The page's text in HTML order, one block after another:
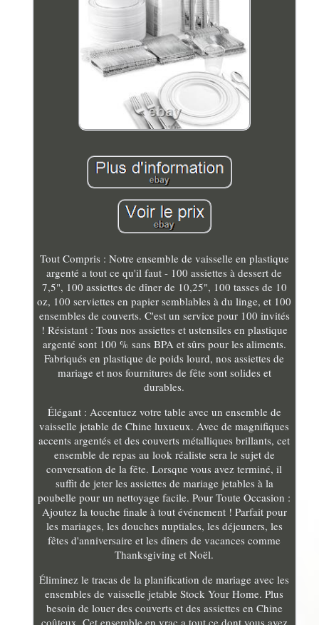
Tout Compris : Notre ensemble de vaisselle en plastique
argenté a tout ce qu'il faut - 100 assiettes à dessert de
7,5", 100 assiettes de dîner de 10,25", 100 tasses de 10
oz, 100 serviettes en papier semblables à du linge, et 100
ensembles de couverts. C'est un service pour 100 invités
! Résistant : Tous nos assiettes et ustensiles en plastique
argenté sont 100 % sans BPA et sûrs pour les aliments.
Fabriqués en plastique de poids lourd, nos assiettes de
mariage et nos fournitures de fête sont solides et
durables.
Élégant : Accentuez votre table avec un ensemble de
vaisselle jetable de Chine luxueux. Avec de magnifiques
accents argentés et des couverts métalliques brillants, cet
ensemble de repas au look réaliste sera le sujet de
conversation de la fête. Lorsque vous avez terminé, il
suffit de jeter les assiettes de mariage jetables à la
poubelle pour un nettoyage facile. Pour Toute Occasion :
Ajoutez la touche finale à tout événement ! Parfait pour
les mariages, les douches nuptiales, les déjeuners, les
fêtes d'anniversaire et les dîners de vacances comme
Thanksgiving et Noël.
Éliminez le tracas de la planification de mariage avec les
ensembles de vaisselle jetable Stock Your Home. Plus
besoin de louer des couverts et des assiettes en Chine
coûteux. Cet ensemble en vrac a tout ce dont vous avez